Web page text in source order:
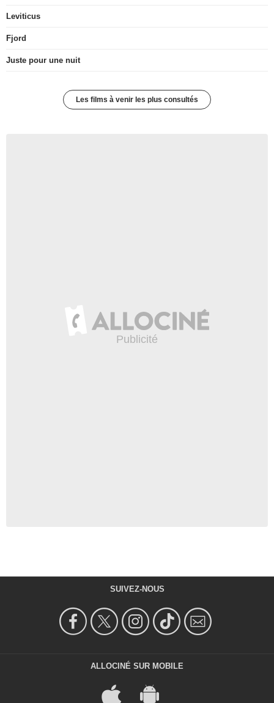
Leviticus
Fjord
Juste pour une nuit
Les films à venir les plus consultés
SUIVEZ-NOUS
ALLOCINÉ SUR MOBILE